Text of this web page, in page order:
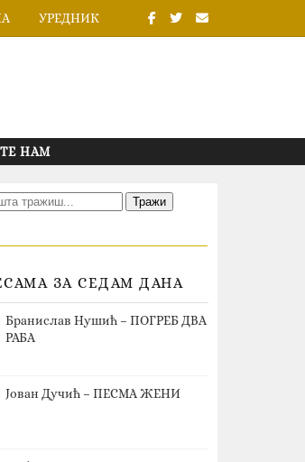
УРЕДНИК
НАМ
ЗА СЕДАМ ДАНА
Бранислав Нушић – ПОГРЕБ ДВА
РАБА
Јован Дучић – ПЕСМА ЖЕНИ